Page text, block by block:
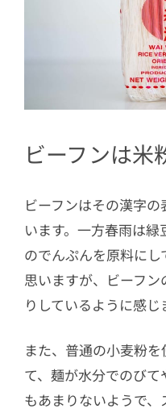
ビーフンは米
ビーフンはその漢字
います。一方春雨は
のでんぷんを原料に
思いますが、ビーフ
りしているように感じ
また、普通の小麦粉
て、麺が水分でのび
もあまりないようで